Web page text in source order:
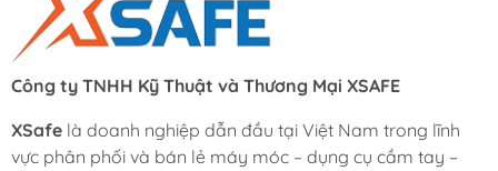
Công ty TNHH Kỹ Thuật và Thương Mại XSAFE
XSafe là doanh nghiệp dẫn đầu tại Việt Nam trong lĩnh
vực phân phối và bán lẻ máy móc – dụng cụ cầm tay –